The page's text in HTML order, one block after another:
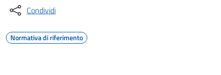
Condividi
Normativa di riferimento